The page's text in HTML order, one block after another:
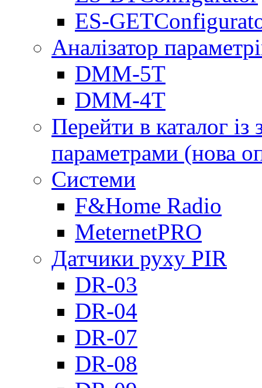
ES-
Аналізатор
DMM-5T
DMM-4T
Перейти в каталог
параметрами (нова
Системи
F&Home Radio
MeternetPRO
Датчики руху PIR
DR-03
DR-04
DR-07
DR-08